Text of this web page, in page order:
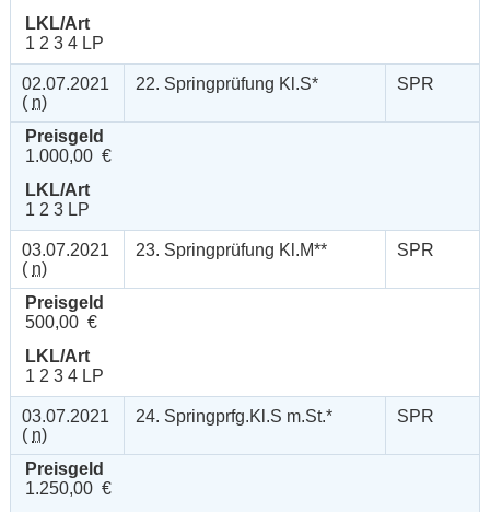
LKL/Art
1 2 3 4 LP
02.07.2021
( n)
22. Springprüfung Kl.S* SPR
Preisgeld
1.000,00 €
LKL/Art
1 2 3 LP
03.07.2021
( n)
23. Springprüfung Kl.M** SPR
Preisgeld
500,00 €
LKL/Art
1 2 3 4 LP
03.07.2021
( n)
24. Springprfg.Kl.S m.St.* SPR
Preisgeld
1.250,00 €